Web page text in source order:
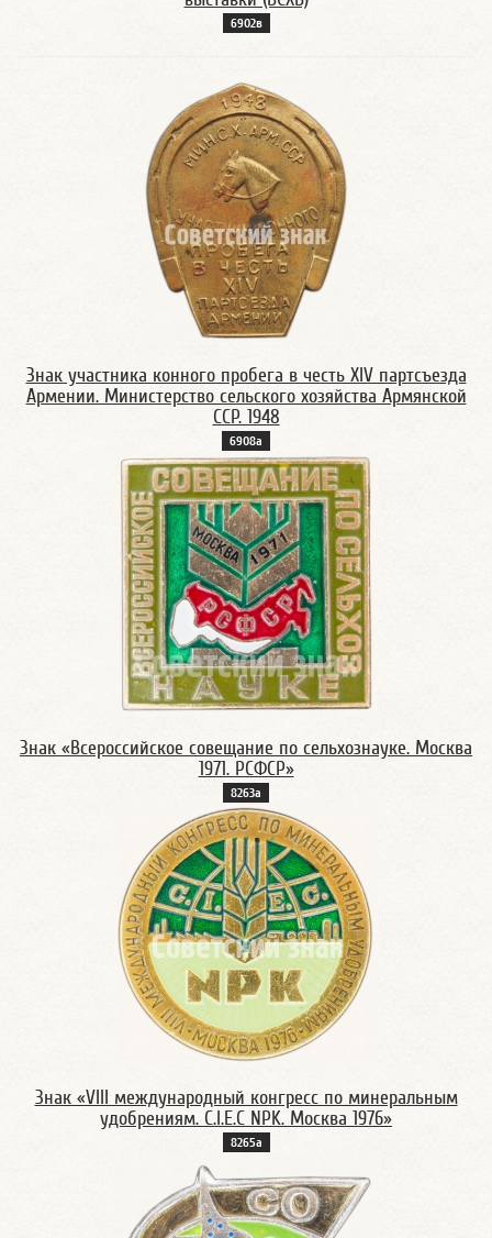
6902в
Знак участника конного пробега в честь XIV партсъезда
Армении. Министерство сельского хозяйства Армянской
ССР. 1948
6908а
Знак «Всероссийское совещание по сельхознауке. Москва
1971. РСФСР»
8263а
Знак «VIII международный конгресс по минеральным
удобрениям. C.I.E.C NPK. Москва 1976»
8265а